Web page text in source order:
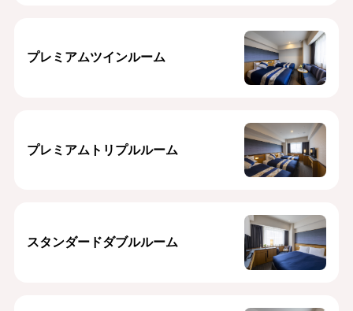
プレミアムツインルーム
プレミアムトリプルルーム
スタンダードダブルルーム